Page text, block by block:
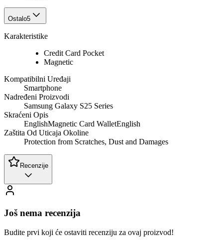
Ostalo5
Karakteristike
Credit Card Pocket
Magnetic
Kompatibilni Uređaji
Smartphone
Nadređeni Proizvodi
Samsung Galaxy S25 Series
Skraćeni Opis
EnglishMagnetic Card WalletEnglish
Zaštita Od Uticaja Okoline
Protection from Scratches, Dust and Damages
Recenzije
Još nema recenzija
Budite prvi koji će ostaviti recenziju za ovaj proizvod!